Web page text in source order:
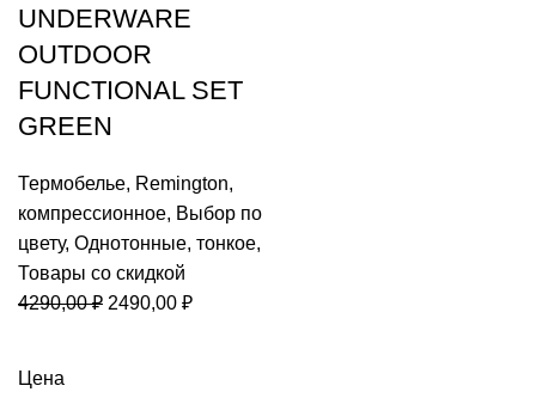
Цена
UNDERWARE
OUTDOOR
FUNCTIONAL SET
GREEN
Термобелье, Remington,
компрессионное, Выбор по
цвету, Однотонные, тонкое,
Товары со скидкой
4290,00₽ Первоначальная
2490,00 ₽Текущая